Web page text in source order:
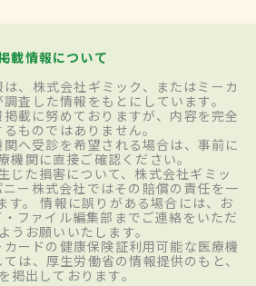
載情報について
、株式会社ギミック、またはミーカ
査した情報をもとにしています。
載に努めておりますが、内容を完全
ものではありません。
へ受診を希望される場合は、事前に
機関に直接ご確認ください。
じた損害について、株式会社ギミッ
ー株式会社ではその賠償の責任を一
す。 情報に誤りがある場合には、お
ファイル編集部までご連絡をいただ
うお願いいたします。
ードの健康保険証利用可能な医療機
は、厚生労働省の情報提供のもと、
掲出しております。